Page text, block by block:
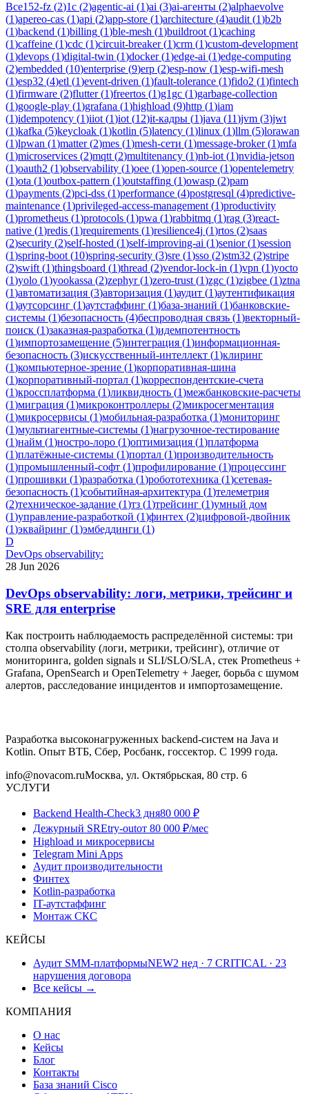
Все152-fz (2)1c (2)agentic-ai (1)ai (3)ai-агенты (2)alphaevolve
(1)apereo-cas (1)api (2)app-store (1)architecture (4)audit (1)b2b
(1)backend (1)billing (1)ble-mesh (1)buildroot (1)caching
(1)caffeine (1)cdc (1)circuit-breaker(1)crm (1)custom-development
(1)devops (1)digital-twin (1)docker(1)edge-ai (1)edge-computing
(2)embedded (10)enterprise (9)erp (2)esp-now (1)esp-wifi-mesh
(1)esp32 (4)etl (1)event-driven (1)fault-tolerance (1)fido2 (1)fintech
(1)firmware (2)flutter(1)freertos (1)g1gc (1)garbage-collection
(1)google-play (1)grafana (1)highload (9)http (1)iam
(1)idempotency (1)iiot (1)iot (12)it-кадры (1)java (11)jvm (3)jwt
(1)kafka (5)keycloak (1)kotlin (5)latency (1)linux (1)llm (5)lorawan
(1)lpwan (1)matter(2)mes (1)mesh-сети (1)message-broker(1)mfa
(1)microservices (2)mqtt (2)multitenancy (1)nb-iot (1)nvidia-jetson
(1)oauth2 (1)observability (1)oee (1)open-source (1)opentelemetry
(1)ota (1)outbox-pattern (1)outstaffing (1)owasp (2)pam
(1)payments (2)pci-dss (1)performance (4)postgresql (4)predictive-
maintenance (1)privileged-access-management (1)productivity
(1)prometheus (1)protocols (1)pwa (1)rabbitmq (1)rag (3)react-
native (1)redis (1)requirements (1)resilience4j (1)rtos (2)saas
(2)security (2)self-hosted (1)self-improving-ai (1)senior(1)session
(1)spring-boot (10)spring-security (3)sre (1)sso (2)stm32 (2)stripe
(2)swift (1)thingsboard (1)thread (2)vendor-lock-in (1)vpn (1)yocto
(1)yolo (1)yookassa (2)zephyr(1)zero-trust (1)zgc (1)zigbee (1)ztna
(1)автоматизация (3)авторизация (1)аудит (1)аутентификация
(1)аутсорсинг (1)аутстаффинг (1)база-знаний (1)банковские-
системы (1)безопасность (4)беспроводная связь (1)векторный-
поиск (1)заказная-разработка (1)идемпотентность
(1)импортозамещение (5)интеграция (1)информационная-
безопасность (3)искусственный-интеллект (1)клиринг
(1)компьютерное-зрение (1)корпоративная-шина
(1)корпоративный-портал (1)корреспондентские-счета
(1)кроссплатформа (1)ликвидность (1)межбанковские-расчеты
(1)миграция (1)микроконтроллеры (2)микросегментация
(1)микросервисы (1)мобильная-разработка (1)мониторинг
(1)мультиагентные-системы (1)нагрузочное-тестирование
(1)найм (1)ностро-лоро (1)оптимизация (1)платформа
(1)платёжные-системы (1)портал (1)производительность
(1)промышленный-софт (1)профилирование (1)процессинг
(1)прошивки (1)разработка (1)робототехника (1)сетевая-
безопасность (1)событийная-архитектура (1)телеметрия
(2)техническое-задание (1)тз (1)трейсинг (1)умный дом
(1)управление-разработкой (1)финтех (2)цифровой-двойник
(1)эквайринг (1)эмбеддинги (1)
D
DevOps observability:
28 Jun 2026
DevOps observability: логи, метрики, трейсинг и
SRE для enterprise
Как построить наблюдаемость распределённой системы: три
столпа observability (логи, метрики, трейсинг), отличие от
мониторинга, golden signals и SLI/SLO/SLA, стек Prometheus +
Grafana, OpenSearch и OpenTelemetry + Jaeger, борьба с шумом
алертов, расследование инцидентов и импортозамещение.
Разработка высоконагруженных backend-систем на Java и
Kotlin. Опыт ВТБ, Сбер, Росбанк, госсектор. С 1999 года.
info@novacom.ruМосква, ул. Октябрьская, 80 стр. 6
УСЛУГИ
Backend Health-Check3 дня80 000 ₽
Дежурный SREtry-outот 80 000 ₽/мес
Highload и микросервисы
Telegram Mini Apps
Аудит производительности
Финтех
Kotlin-разработка
IT-аутстаффинг
Монтаж СКС
КЕЙСЫ
Аудит SMM-платформыNEW2 нед · 7 CRITICAL · 23
нарушения договора
Все кейсы →
КОМПАНИЯ
О нас
Кейсы
Блог
Контакты
База знаний Cisco